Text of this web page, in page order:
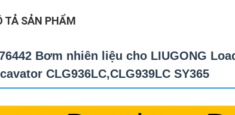
TẢ SẢN PHẨM
Bơm nhiên liệu cho LIUGONG
CLG936LC,CLG939LC SY365